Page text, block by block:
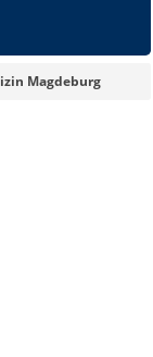
Magdeburg